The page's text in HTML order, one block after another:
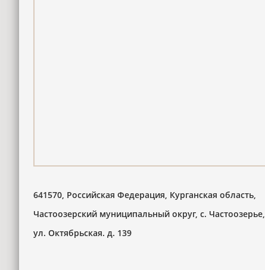
641570, Российская Федерация, Курганская область,
Частоозерский муниципальный округ, с. Частоозерье,
ул. Октябрьская. д. 139